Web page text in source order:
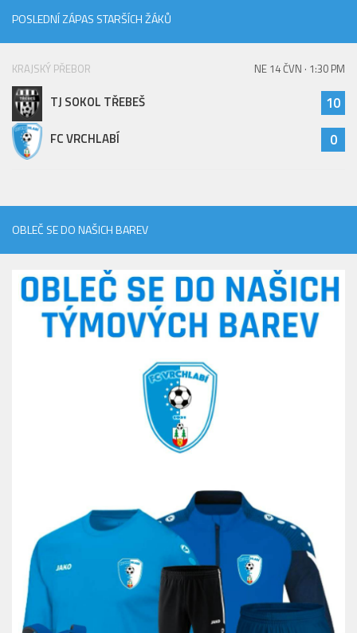
POSLEDNÍ ZÁPAS STARŠÍCH ŽÁKŮ
KRAJSKÝ PŘEBOR NE 14 ČVN · 1:30 PM
TJ SOKOL TŘEBEŠ 10
FC VRCHLABÍ 0
OBLEČ SE DO NAŠICH BAREV